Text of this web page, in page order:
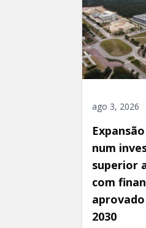
ago 3, 2026
num
superior
com
2030